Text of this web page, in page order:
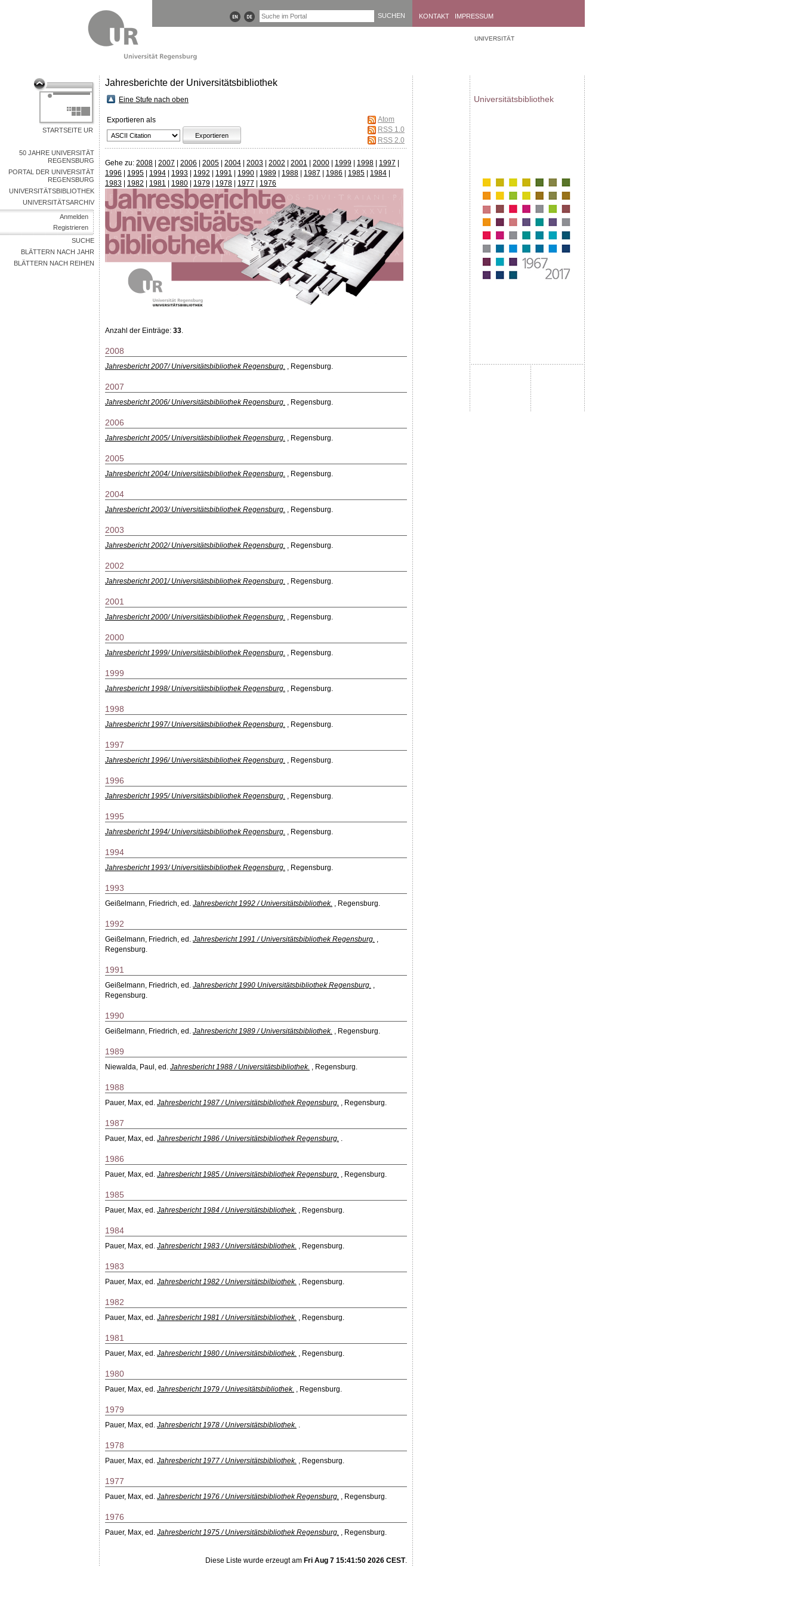
KONTAKT IMPRESSUM
STARTSEITE UR
50 JAHRE UNIVERSITÄT
REGENSBURG
PORTAL DER UNIVERSITÄT
REGENSBURG
UNIVERSITÄTSBIBLIOTHEK
UNIVERSITÄTSARCHIV
Anmelden
Registrieren
SUCHE
BLÄTTERN NACH JAHR
BLÄTTERN NACH REIHEN
Jahresberichte der Universitätsbibliothek
Eine Stufe nach oben
Exportieren als
Atom
RSS 1.0
RSS 2.0
Gehe zu: 2008 2007 2006 2005 2004 2003 2002 2001 2000 1999 1998 1997
1996
1995 1994 1993 1992 1991 1990 1989 1988 1987 1986 1985 1984
1983
1982 1981 1980 1979 1978 1977 1976
Anzahl der Einträge: 33.
2008
Jahresbericht 2007/ Universitätsbibliothek Regensburg. , Regensburg.
2007
Jahresbericht 2006/ Universitätsbibliothek Regensburg. , Regensburg.
2006
Jahresbericht 2005/ Universitätsbibliothek Regensburg. , Regensburg.
2005
Jahresbericht 2004/ Universitätsbibliothek Regensburg. , Regensburg.
2004
Jahresbericht 2003/ Universitätsbibliothek Regensburg. , Regensburg.
2003
Jahresbericht 2002/ Universitätsbibliothek Regensburg. , Regensburg.
2002
Jahresbericht 2001/ Universitätsbibliothek Regensburg. , Regensburg.
2001
Jahresbericht 2000/ Universitätsbibliothek Regensburg. , Regensburg.
2000
Jahresbericht 1999/ Universitätsbibliothek Regensburg. , Regensburg.
1999
Jahresbericht 1998/ Universitätsbibliothek Regensburg. , Regensburg.
1998
Jahresbericht 1997/ Universitätsbibliothek Regensburg. , Regensburg.
1997
Jahresbericht 1996/ Universitätsbibliothek Regensburg. , Regensburg.
1996
Jahresbericht 1995/ Universitätsbibliothek Regensburg. , Regensburg.
1995
Jahresbericht 1994/ Universitätsbibliothek Regensburg. , Regensburg.
1994
Jahresbericht 1993/ Universitätsbibliothek Regensburg. , Regensburg.
1993
Geißelmann, Friedrich, ed. Jahresbericht 1992 / Universitätsbibliothek. , Regensburg.
1992
Geißelmann, Friedrich, ed. Jahresbericht 1991 / Universitätsbibliothek Regensburg. ,
Regensburg.
1991
Geißelmann, Friedrich, ed. Jahresbericht 1990 Universitätsbibliothek Regensburg. ,
Regensburg.
1990
Geißelmann, Friedrich, ed. Jahresbericht 1989 / Universitätsbibliothek. , Regensburg.
1989
Niewalda, Paul , ed. Jahresbericht 1988 / Universitätsbibliothek. , Regensburg.
1988
Pauer, Max, ed. Jahresbericht 1987 / Universitätsbibliothek Regensburg. , Regensburg.
1987
Pauer, Max, ed. Jahresbericht 1986 / Universitätsbibliothek Regensburg. .
1986
Pauer, Max, ed. Jahresbericht 1985 / Universitätsbibliothek Regensburg. , Regensburg.
1985
Pauer, Max, ed. Jahresbericht 1984 / Universitätsbibliothek. , Regensburg.
1984
Pauer, Max, ed. Jahresbericht 1983 / Universitätsbibliothek. , Regensburg.
1983
Pauer, Max, ed. Jahresbericht 1982 / Universitätsbilbiothek. , Regensburg.
1982
Pauer, Max, ed. Jahresbericht 1981 / Universitätsbibliothek. , Regensburg.
1981
Pauer, Max, ed. Jahresbericht 1980 / Universitätsbibliothek. , Regensburg.
1980
Pauer, Max, ed. Jahresbericht 1979 / Univesitätsbibliothek. , Regensburg.
1979
Pauer, Max, ed. Jahresbericht 1978 / Universitätsbibliothek. .
1978
Pauer, Max, ed. Jahresbericht 1977 / Universitätsbibliothek. , Regensburg.
1977
Pauer, Max, ed. Jahresbericht 1976 / Universitätsbibliothek Regensburg. , Regensburg.
1976
Pauer, Max, ed. Jahresbericht 1975 / Universitätsbibliothek Regensburg. , Regensburg.
Diese Liste wurde erzeugt am Fri Aug 7 15:41:50 2026 CEST.
UNIVERSITÄT
Universitätsbibliothek